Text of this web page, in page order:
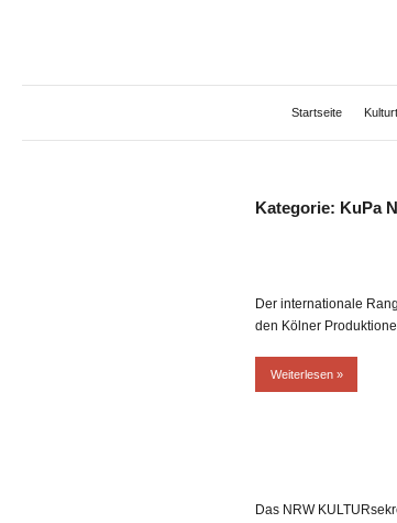
Startseite
Kategorie: KuPa
Der internationale
den Kölner
Weiterlesen
Das NRW